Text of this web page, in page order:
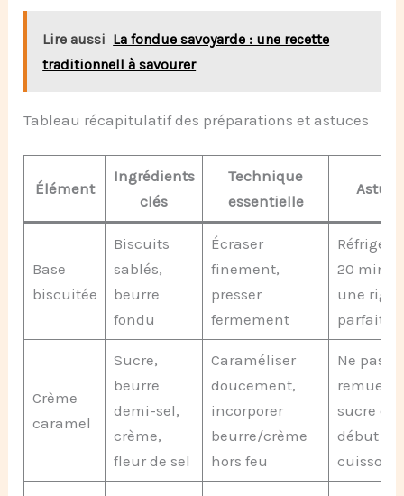
Lire aussi La fondue savoyarde : une recette
traditionnell à savourer
Tableau récapitulatif des préparations et astuces
Élément
Ingrédients
clés
Technique
essentielle
Astuce
Base
biscuitée
Biscuits
sablés,
beurre
fondu
Écraser
finement,
presser
fermement
Réfrigérer
20 min
une
parfaite
Crème
caramel
Sucre,
beurre
demi-sel,
crème,
fleur de sel
Caraméliser
doucement,
incorporer
beurre/crème
hors feu
Ne pas
remuer le
sucre en
début de
cuisson